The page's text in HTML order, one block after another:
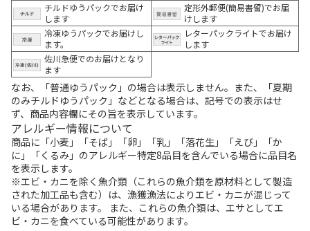
チルドゆうパックでお届け
します
定形外郵便(簡易書留)でお届
けします
冷凍ゆうパックでお届けし
ます。
レターパックライトでお届け
します
佐川急便でのお届けとなり
ます
なお、「普通ゆうパック」の場合は表示しません。また、「夏期
のみチルドゆうパック」などとなる場合は、記号での表示はせ
ず、商品内容欄にその旨を表示しています。
アレルギー情報について
商品に「小麦」「そば」「卵」「乳」「落花生」「えび」「か
に」「くるみ」のアレルギー特定8品目を含んでいる場合に品目名
を表示します。
※エビ・カニを除く魚介類（これらの魚介類を原材料として製造
された加工品も含む）は、漁獲漁法によりエビ・カニが混じって
いる場合があります。 また、これらの魚介類は、エサとしてエ
ビ・カニを食べている可能性があります。